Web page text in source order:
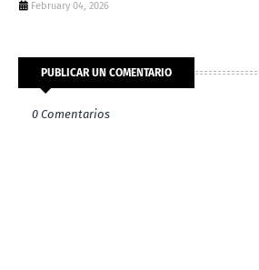
February 04, 2026
PUBLICAR UN COMENTARIO
0 Comentarios